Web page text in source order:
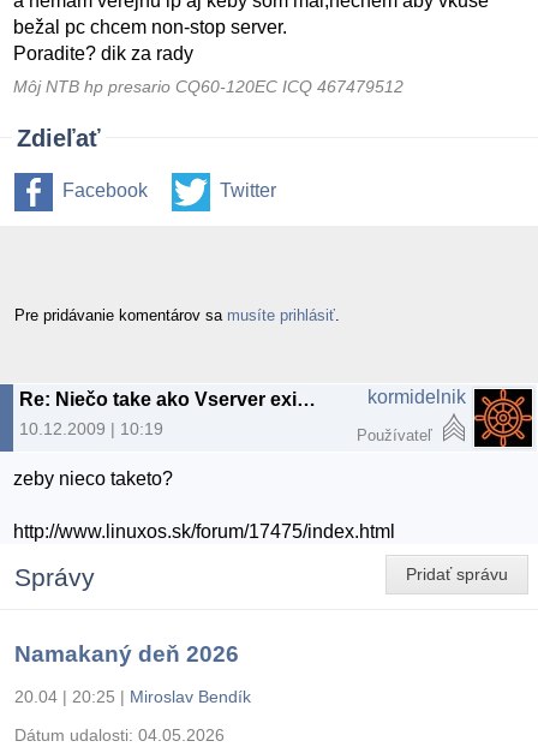
bežal pc chcem non-stop server.
Poradite? dik za rady
Môj NTB hp presario CQ60-120EC ICQ 467479512
Zdieľať
Facebook Twitter
Pre pridávanie komentárov sa musíte prihlásiť
Re: Niečo take ako Vserver existuje?
10.12.2009 | 10:19
kormidelnik
Používateľ
zeby nieco taketo?
http://www.linuxos.sk/forum/17475/index.html
Pridať správu
Správy
Namakaný deň 2026
20.04 | 20:25 | Miroslav Bendík
Dátum udalosti: 04.05.2026